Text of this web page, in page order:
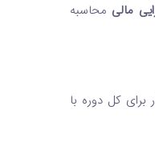
مالی محاسبه
کل دوره با